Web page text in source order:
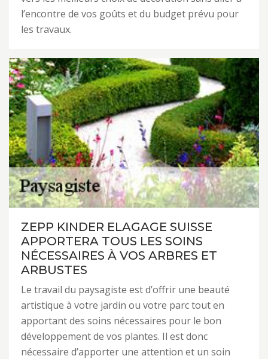
l’encontre de vos goûts et du budget prévu pour
les travaux.
ZEPP KINDER ELAGAGE SUISSE
APPORTERA TOUS LES SOINS
NÉCESSAIRES À VOS ARBRES ET
ARBUSTES
Le travail du paysagiste est d’offrir une beauté
artistique à votre jardin ou votre parc tout en
apportant des soins nécessaires pour le bon
développement de vos plantes. Il est donc
nécessaire d’apporter une attention et un soin